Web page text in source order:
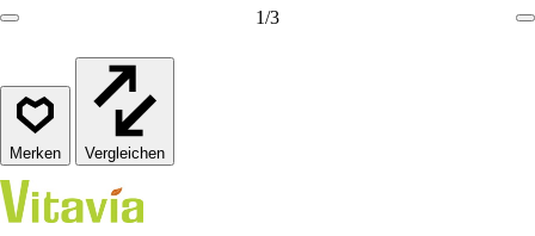
1/3
Vergleichen